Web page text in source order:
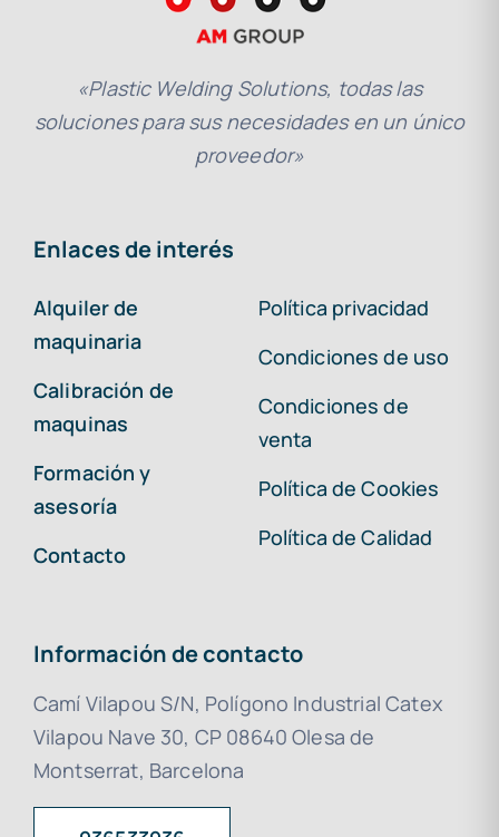
«Plastic Welding Solutions, todas las
soluciones para sus necesidades en un único
proveedor»
Enlaces de interés
Alquiler de
maquinaria
Calibración de
maquinas
Formación y
asesoría
Contacto
Política privacidad
Condiciones de uso
Condiciones de
venta
Política de Cookies
Política de Calidad
Información de contacto
Camí Vilapou S/N, Polígono Industrial Catex
Vilapou Nave 30, CP 08640 Olesa de
Montserrat, Barcelona